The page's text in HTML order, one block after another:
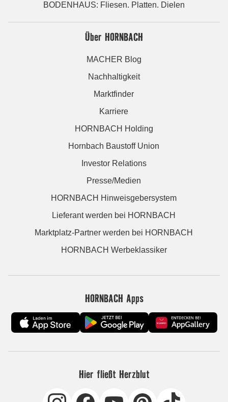
BODENHAUS: Fliesen. Platten. Dielen
Über HORNBACH
MACHER Blog
Nachhaltigkeit
Marktfinder
Karriere
HORNBACH Holding
Hornbach Baustoff Union
Investor Relations
Presse/Medien
HORNBACH Hinweisgebersystem
Lieferant werden bei HORNBACH
Marktplatz-Partner werden bei HORNBACH
HORNBACH Werbeklassiker
HORNBACH Apps
Hier fließt Herzblut